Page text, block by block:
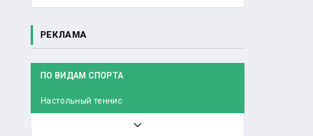
РЕКЛАМА
ПО ВИДАМ СПОРТА
Настольный теннис